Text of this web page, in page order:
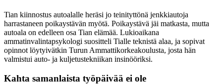
Tian kiinnostus autoalalle heräsi jo teinityttönä jenkkiautoja
harrastaneen poikaystävän myötä. Poikaystävä jäi matkasta, mutta
autoala on edelleen osa Tian elämää. Lukioaikana
ammatinvalintapsykologi suositteli Tialle teknistä alaa, ja sopivat
opinnot löytyivätkin Turun Ammattikorkeakoulusta, josta hän
valmistui auto- ja kuljetustekniikan insinööriksi.
Kahta samanlaista työpäivää ei ole